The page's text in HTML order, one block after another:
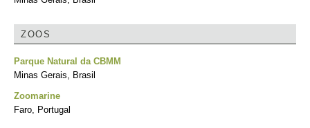
ZOOS
Parque Natural da CBMM
Minas Gerais, Brasil
Zoomarine
Faro, Portugal